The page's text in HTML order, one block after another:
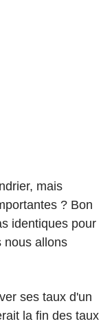
mais
? Bon
identiques pour
nous allons
ses taux d'un
la fin des taux